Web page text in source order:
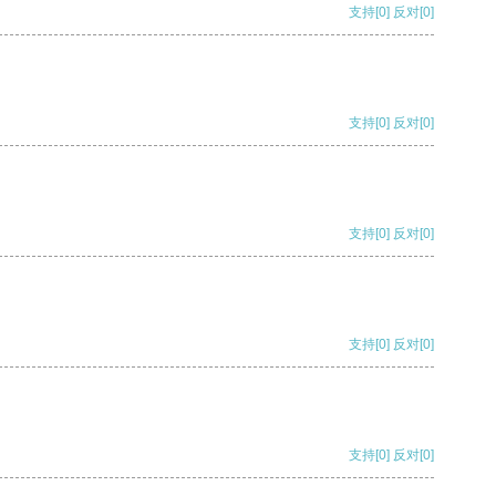
支持[0] 反对[0]
支持[0] 反对[0]
支持[0] 反对[0]
支持[0] 反对[0]
支持[0] 反对[0]